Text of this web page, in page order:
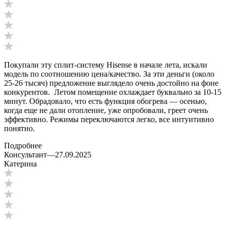
Покупали эту сплит-систему Hisense в начале лета, искали
модель по соотношению цена/качество. За эти деньги (около
25-26 тысяч) предложение выглядело очень достойно на фоне
конкурентов. Летом помещение охлаждает буквально за 10-15
минут. Обрадовало, что есть функция обогрева — осенью,
когда еще не дали отопление, уже опробовали, греет очень
эффективно. Режимы переключаются легко, все интуитивно
понятно.
Подробнее
Консультант—27.09.2025
Катерина